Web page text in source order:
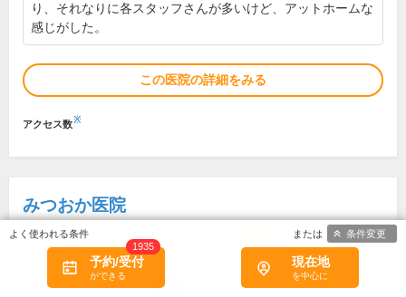
り、それなりに各スタッフさんが多いけど、アットホームな
感じがした。
この医院の詳細をみる
アクセス数※
みつおか医院
医療機関による
予約/受付
1935
現在地
条件変更